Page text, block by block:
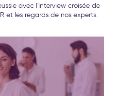
avec l'interview croisée de
et les regards de nos experts.